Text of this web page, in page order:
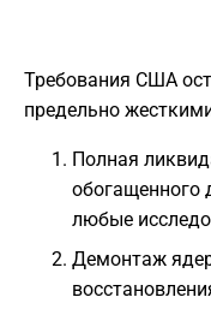
Требования США
предельно
Полная
обогащенного
любые
Демонтаж